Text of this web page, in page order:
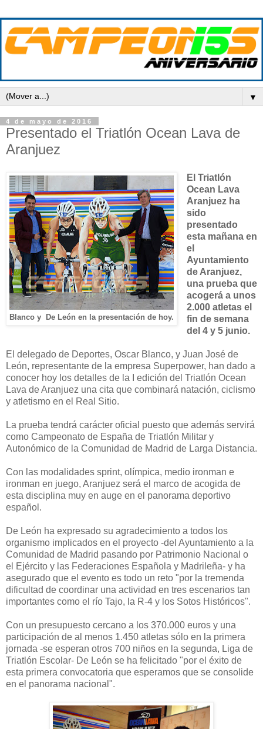
▼
4 de mayo de 2016
Presentado el Triatlón Ocean Lava de
Aranjuez
Blanco y De León en la presentación de hoy.
El Triatlón
Ocean Lava
Aranjuez ha
sido
presentado
esta mañana en
el
Ayuntamiento
de Aranjuez,
una prueba que
acogerá a unos
2.000 atletas el
fin de semana
del 4 y 5 junio.
El delegado de Deportes, Oscar Blanco, y Juan José de
León, representante de la empresa Superpower, han dado a
conocer hoy los detalles de la I edición del Triatlón Ocean
Lava de Aranjuez una cita que combinará natación, ciclismo
y atletismo en el Real Sitio.
La prueba tendrá carácter oficial puesto que además servirá
como Campeonato de España de Triatlón Militar y
Autonómico de la Comunidad de Madrid de Larga Distancia.
Con las modalidades sprint, olímpica, medio ironman e
ironman en juego, Aranjuez será el marco de acogida de
esta disciplina muy en auge en el panorama deportivo
español.
De León ha expresado su agradecimiento a todos los
organismo implicados en el proyecto -del Ayuntamiento a la
Comunidad de Madrid pasando por Patrimonio Nacional o
el Ejército y las Federaciones Española y Madrileña- y ha
asegurado que el evento es todo un reto "por la tremenda
dificultad de coordinar una actividad en tres escenarios tan
importantes como el río Tajo, la R-4 y los Sotos Históricos".
Con un presupuesto cercano a los 370.000 euros y una
participación de al menos 1.450 atletas sólo en la primera
jornada -se esperan otros 700 niños en la segunda, Liga de
Triatlón Escolar- De León se ha felicitado "por el éxito de
esta primera convocatoria que esperamos que se consolide
en el panorama nacional".